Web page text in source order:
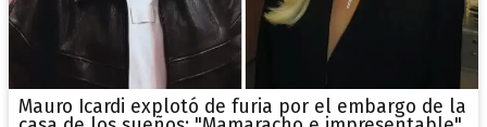
Mauro Icardi explotó de furia por el embargo de la